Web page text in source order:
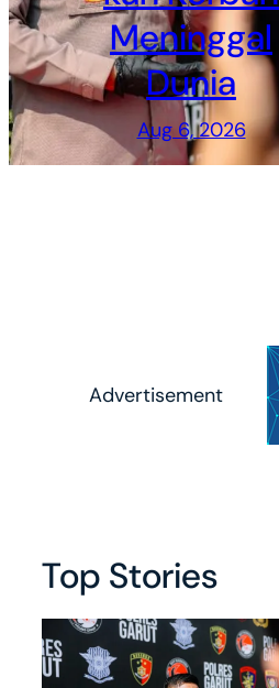
Meninggal
Dunia
Aug 6, 2026
Advertisement
Top Stories